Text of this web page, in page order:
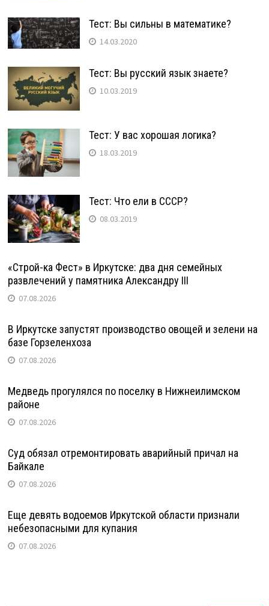
Тест: Вы сильны в математике?
14.03.2020
Тест: Вы русский язык знаете?
10.03.2019
Тест: У вас хорошая логика?
18.03.2019
Тест: Что ели в СССР?
08.03.2019
«Строй-ка Фест» в Иркутске: два дня семейных
развлечений у памятника Александру III
07.08.2026
В Иркутске запустят производство овощей и зелени на
базе Горзеленхоза
07.08.2026
Медведь прогулялся по поселку в Нижнеилимском
районе
07.08.2026
Суд обязал отремонтировать аварийный причал на
Байкале
07.08.2026
Еще девять водоемов Иркутской области признали
небезопасными для купания
07.08.2026